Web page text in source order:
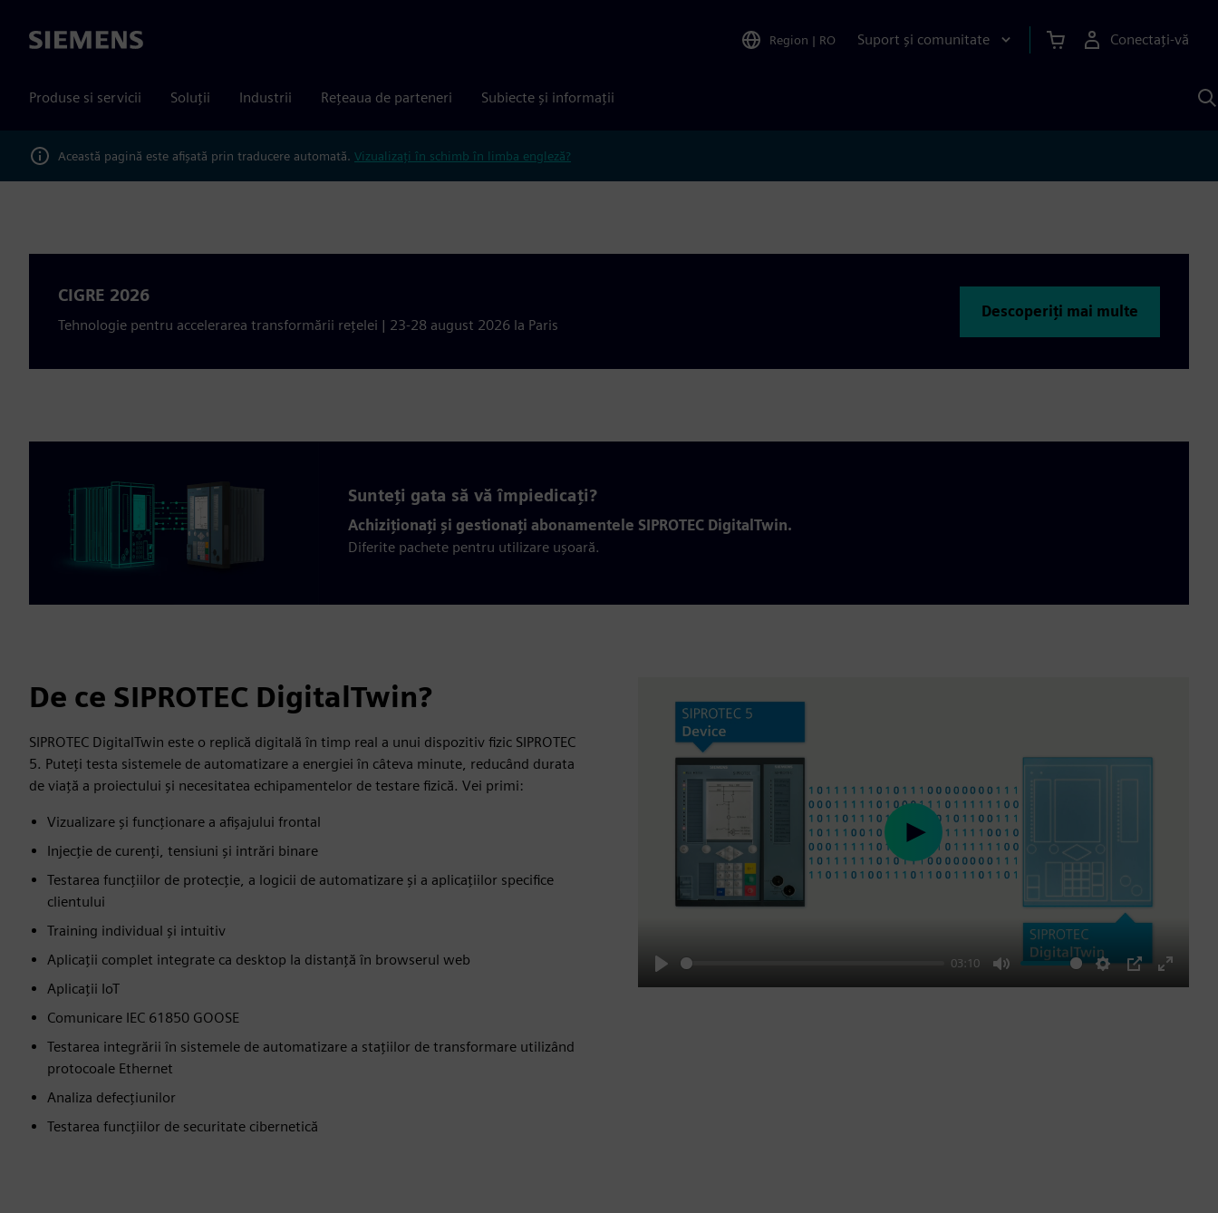
Siemens Region | RO Suport și comunitate Conectați-vă
Produse si servicii Soluții Industrii Rețeaua de parteneri Subiecte și informații
Această pagină este afișată prin traducere automată. Vizualizați în schimb în limba engleză?
CIGRE 2026
Tehnologie pentru accelerarea transformării rețelei | 23-28 august 2026 la Paris
Descoperiți mai multe
Sunteți gata să vă împiedicați?
Achiziționați și gestionați abonamentele SIPROTEC DigitalTwin.
Diferite pachete pentru utilizare ușoară.
De ce SIPROTEC DigitalTwin?
SIPROTEC DigitalTwin este o replică digitală în timp real a unui dispozitiv fizic SIPROTEC
5. Puteți testa sistemele de automatizare a energiei în câteva minute, reducând durata
de viață a proiectului și necesitatea echipamentelor de testare fizică. Vei primi:
Vizualizare și funcționare a afișajului frontal
Injecție de curenți, tensiuni și intrări binare
Testarea funcțiilor de protecție, a logicii de automatizare și a aplicațiilor specifice
clientului
Training individual și intuitiv
Aplicații complet integrate ca desktop la distanță în browserul web
Aplicații IoT
Comunicare IEC 61850 GOOSE
Testarea integrării în sistemele de automatizare a stațiilor de transformare utilizând
protocoale Ethernet
Analiza defecțiunilor
Testarea funcțiilor de securitate cibernetică
Play
03:10
Mute Settings
PIP
Enter
Play